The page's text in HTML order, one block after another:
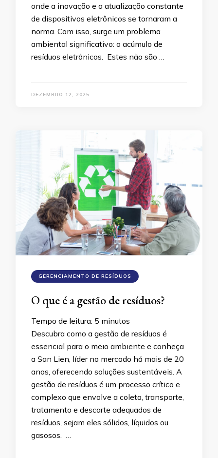
onde a inovação e a atualização constante
de dispositivos eletrônicos se tornaram a
norma. Com isso, surge um problema
ambiental significativo: o acúmulo de
resíduos eletrônicos. Estes não são …
DEZEMBRO 12, 2025
GERENCIAMENTO DE RESÍDUOS
O que é a gestão de resíduos?
Tempo de leitura: 5 minutos
Descubra como a gestão de resíduos é
essencial para o meio ambiente e conheça
a San Lien, líder no mercado há mais de 20
anos, oferecendo soluções sustentáveis. A
gestão de resíduos é um processo crítico e
complexo que envolve a coleta, transporte,
tratamento e descarte adequados de
resíduos, sejam eles sólidos, líquidos ou
gasosos. …